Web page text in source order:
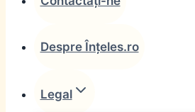
Despre Înțeles.ro
Legal